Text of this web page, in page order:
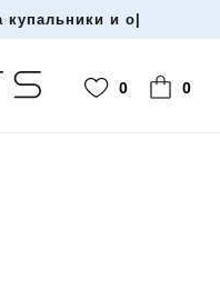
купальник|